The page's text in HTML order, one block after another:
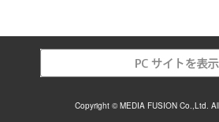
Copyright © MEDIA FUSION Co.,Ltd.